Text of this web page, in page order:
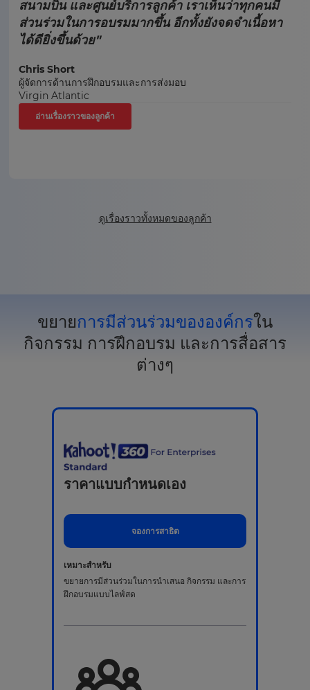
สนามบิน และศูนย์บริการลูกค้า เราเห็นว่าทุกคนมี
ส่วนร่วมในการอบรมมากขึ้น อีกทั้งยังจดจำเนื้อหา
ได้ดียิ่งขึ้นด้วย"
Chris Short
ผู้จัดการด้านการฝึกอบรมและการส่งมอบ
Virgin Atlantic
อ่านเรื่องราวของลูกค้า
ดูเรื่องราวทั้งหมดของลูกค้า
ขยายการมีส่วนร่วมขององค์กรใน
กิจกรรม การฝึกอบรม และการสื่อสาร
ต่างๆ
ราคาแบบกำหนดเอง
จองการสาธิต
เหมาะสำหรับ
ขยายการมีส่วนร่วมในการนำเสนอ กิจกรรม และการ
ฝึกอบรมแบบไลฟ์สด